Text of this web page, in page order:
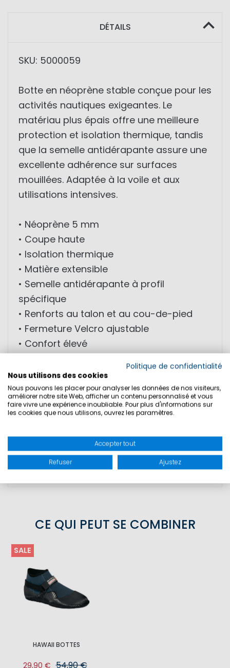
DÉTAILS
SKU: 5000059
Botte en néoprène stable conçue pour les
activités nautiques exigeantes. Le
matériau plus épais offre une meilleure
protection et isolation thermique, tandis
que la semelle antidérapante assure une
excellente adhérence sur surfaces
mouillées. Adaptée à la voile et aux
utilisations intensives.
• Néoprène 5 mm
• Coupe haute
• Isolation thermique
• Matière extensible
• Semelle antidérapante à profil
spécifique
• Renforts au talon et au cou-de-pied
• Fermeture Velcro ajustable
• Confort élevé
MATÉRIAU: Tissu extérieure: 78% néoprène;
22% polyamide; semelle: 100%
caoutchouc
TAILLES
SÉCURITÉ DU PRODUIT
CE QUI PEUT SE COMBINER
SALE
HAWAII BOTTES
29,90 € 54,90 €
Politique de confidentialité
Nous utilisons des cookies
Nous pouvons les placer pour analyser les données de nos visiteurs,
améliorer notre site Web, afficher un contenu personnalisé et vous
faire vivre une expérience inoubliable. Pour plus d'informations sur
les cookies que nous utilisons, ouvrez les paramètres.
Accepter tout
Refuser Ajustez